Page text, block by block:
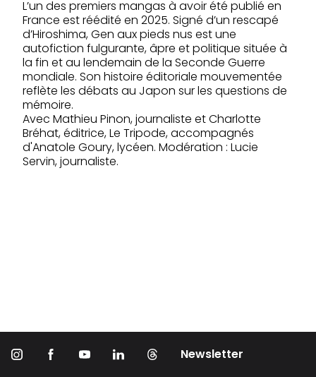
L’un des premiers mangas à avoir été publié en
France est réédité en 2025. Signé d’un rescapé
d’Hiroshima, Gen aux pieds nus est une
autofiction fulgurante, âpre et politique située à
la fin et au lendemain de la Seconde Guerre
mondiale. Son histoire éditoriale mouvementée
reflète les débats au Japon sur les questions de
mémoire.
Avec Mathieu Pinon, journaliste et Charlotte
Bréhat, éditrice, Le Tripode, accompagnés
d'Anatole Goury, lycéen. Modération : Lucie
Servin, journaliste.
Newsletter